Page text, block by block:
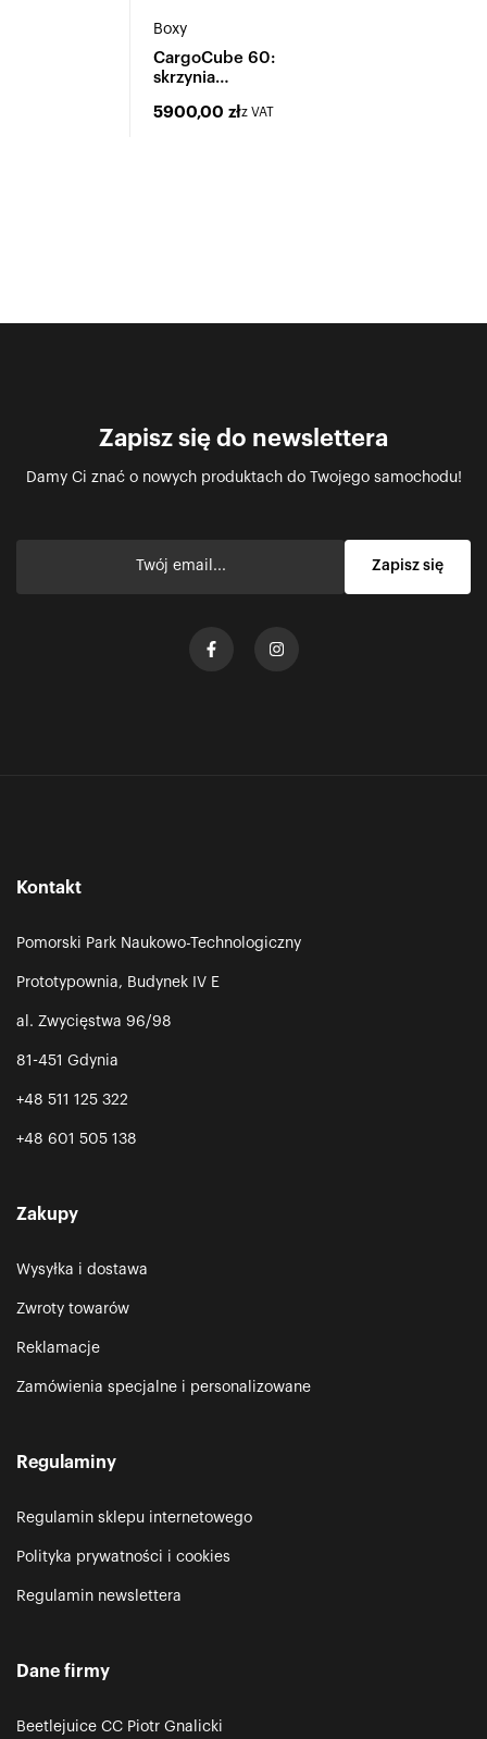
Boxy
CargoCube 60:
skrzynia
5900,00 złz VAT
Zapisz się do newslettera
Damy Ci znać o nowych produktach do Twojego samochodu!
Kontakt
Pomorski Park Naukowo-Technologiczny
Prototypownia, Budynek IV E
al. Zwycięstwa 96/98
81-451 Gdynia
+48 511 125 322
+48 601 505 138
Zakupy
Wysyłka i dostawa
Zwroty towarów
Reklamacje
Zamówienia specjalne i personalizowane
Regulaminy
Regulamin sklepu internetowego
Polityka prywatności i cookies
Regulamin newslettera
Dane firmy
Beetlejuice CC Piotr Gnalicki